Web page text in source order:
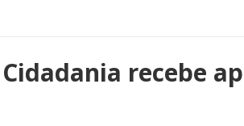
recebe